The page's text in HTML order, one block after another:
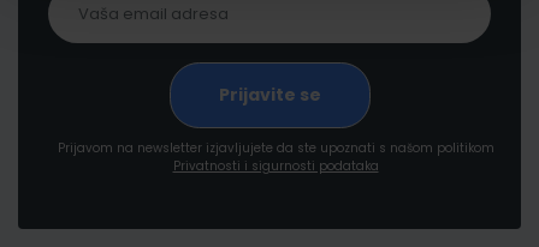
Prijavom na newsletter izjavljujete da ste upoznati s našom politikom
Privatnosti i sigurnosti podataka